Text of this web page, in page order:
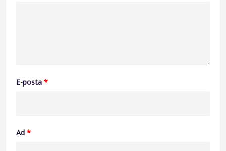
E-posta *
Ad *